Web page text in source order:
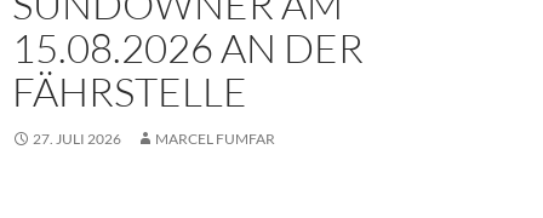
15.08.2026 AN DER
FÄHRSTELLE
27. JULI 2026 MARCEL FUMFAR